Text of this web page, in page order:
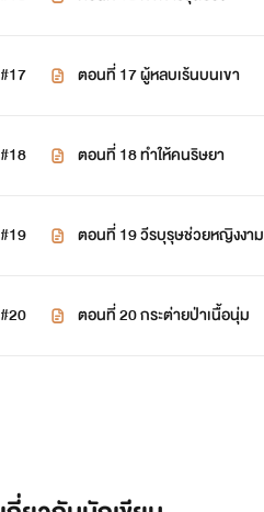
#17 ตอนที่ 17 ผู้หลบเร้นบนเขา
#18 ตอนที่ 18 ทำให้คนริษยา
#19 ตอนที่ 19 วีรบุรุษช่วยหญิงงาม
#20 ตอนที่ 20 กระต่ายป่าเนื้อนุ่ม